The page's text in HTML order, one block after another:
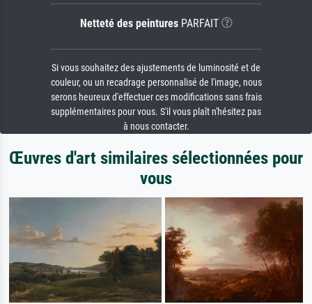
Netteté des peinturesPARFAIT
Si vous souhaitez des ajustements de luminosité et de
couleur, ou un recadrage personnalisé de l'image, nous
serons heureux d'effectuer ces modifications sans frais
supplémentaires pour vous. S'il vous plaît n'hésitez pas
à nous contacter.
Œuvres d'art similaires sélectionnées pour
vous